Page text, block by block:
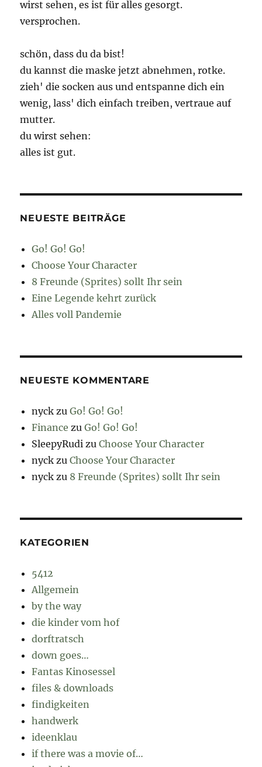
wirst sehen, es ist für alles gesorgt.
versprochen.
schön, dass du da bist!
du kannst die maske jetzt abnehmen, rotke.
zieh' die socken aus und entspanne dich ein
wenig, lass' dich einfach treiben, vertraue auf
mutter.
du wirst sehen:
alles ist gut.
NEUESTE BEITRÄGE
Go! Go! Go!
Choose Your Character
8 Freunde (Sprites) sollt Ihr sein
Eine Legende kehrt zurück
Alles voll Pandemie
NEUESTE KOMMENTARE
nyck zuGo! Go! Go!
Finance zuGo! Go! Go!
SleepyRudi zuChoose Your Character
nyck zuChoose Your Character
nyck zu 8 Freunde (Sprites) sollt Ihr sein
KATEGORIEN
5412
Allgemein
by the way
die kinder vom hof
dorftratsch
down goes…
Fantas Kinosessel
files & downloads
findigkeiten
handwerk
ideenklau
if there was a movie of…